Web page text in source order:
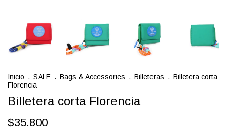
Inicio . SALE . Bags & Accessories . Billeteras . Billetera corta
Florencia
Billetera corta Florencia
$35.800